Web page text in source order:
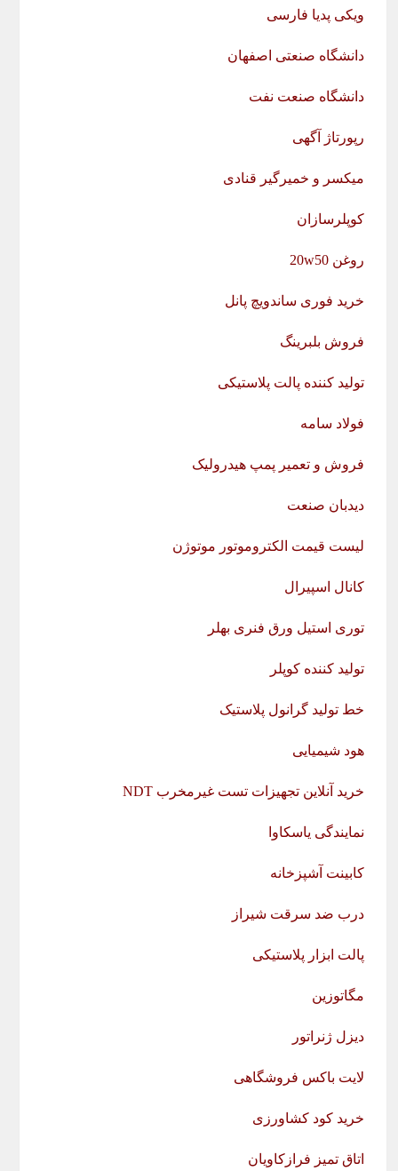
ویکی پدیا فارسی
دانشگاه صنعتی اصفهان
دانشگاه صنعت نفت
رپورتاژ آگهی
میکسر و خمیرگیر قنادی
کوپلرسازان
روغن 20w50
خرید فوری ساندویچ پانل
فروش بلبرینگ
تولید کننده پالت پلاستیکی
فولاد سامه
فروش و تعمیر پمپ هیدرولیک
دیدبان صنعت
لیست قیمت الکتروموتور موتوژن
کانال اسپیرال
توری استیل ورق فنری بهلر
تولید کننده کوپلر
خط تولید گرانول پلاستیک
هود شیمیایی
خرید آنلاین تجهیزات تست غیرمخرب NDT
نمایندگی یاسکاوا
کابینت آشپزخانه
درب ضد سرقت شیراز
پالت ابزار پلاستیکی
مگاتوزین
دیزل ژنراتور
لایت باکس فروشگاهی
خرید کود کشاورزی
اتاق تمیز فرازکاویان